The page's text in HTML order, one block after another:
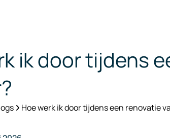
ik door tijdens
Hoe werk ik door tijdens een renovatie